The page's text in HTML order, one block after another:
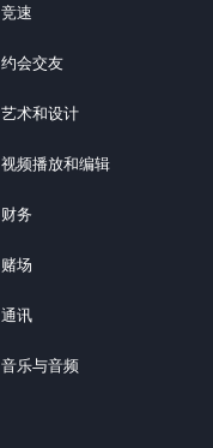
竞速
约会交友
艺术和设计
视频播放和编辑
财务
赌场
通讯
音乐与音频